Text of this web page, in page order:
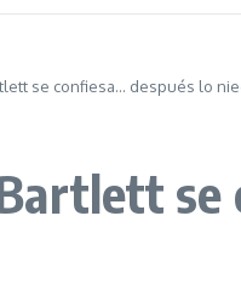
se confiesa… después lo
se